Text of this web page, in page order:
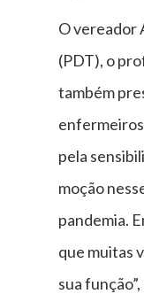
O vereador
(PDT), o
também
pela
moção
pandemia.
que muitas
sua